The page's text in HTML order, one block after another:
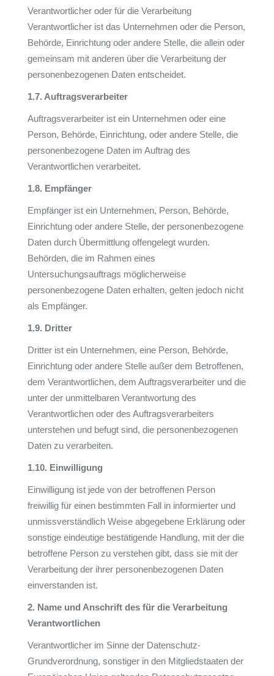
Verantwortlicher oder für die Verarbeitung
Verantwortlicher ist das Unternehmen oder die Person,
Behörde, Einrichtung oder andere Stelle, die allein oder
gemeinsam mit anderen über die Verarbeitung der
personenbezogenen Daten entscheidet.
1.7. Auftragsverarbeiter
Auftragsverarbeiter ist ein Unternehmen oder eine
Person, Behörde, Einrichtung, oder andere Stelle, die
personenbezogene Daten im Auftrag des
Verantwortlichen verarbeitet.
1.8. Empfänger
Empfänger ist ein Unternehmen, Person, Behörde,
Einrichtung oder andere Stelle, der personenbezogene
Daten durch Übermittlung offengelegt wurden.
Behörden, die im Rahmen eines
Untersuchungsauftrags möglicherweise
personenbezogene Daten erhalten, gelten jedoch nicht
als Empfänger.
1.9. Dritter
Dritter ist ein Unternehmen, eine Person, Behörde,
Einrichtung oder andere Stelle außer dem Betroffenen,
dem Verantwortlichen, dem Auftragsverarbeiter und die
unter der unmittelbaren Verantwortung des
Verantwortlichen oder des Auftragsverarbeiters
unterstehen und befugt sind, die personenbezogenen
Daten zu verarbeiten.
1.10. Einwilligung
Einwilligung ist jede von der betroffenen Person
freiwillig für einen bestimmten Fall in informierter und
unmissverständlich Weise abgegebene Erklärung oder
sonstige eindeutige bestätigende Handlung, mit der die
betroffene Person zu verstehen gibt, dass sie mit der
Verarbeitung der ihrer personenbezogenen Daten
einverstanden ist.
2. Name und Anschrift des für die Verarbeitung
Verantwortlichen
Verantwortlicher im Sinne der Datenschutz-
Grundverordnung, sonstiger in den Mitgliedstaaten der